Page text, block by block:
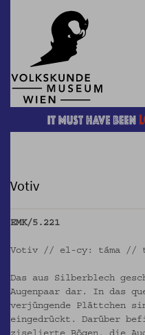
Votiv
EMK/5.221
Votiv // el-cy: táma //
Das aus Silberblech
Augenpaar dar. In das
verjüngende Plättchen
eingedrückt. Darüber